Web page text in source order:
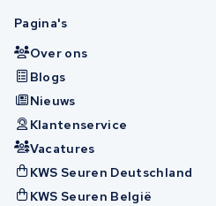
Pagina's
Over ons
Blogs
Nieuws
Klantenservice
Vacatures
KWS Seuren Deutschland
KWS Seuren België